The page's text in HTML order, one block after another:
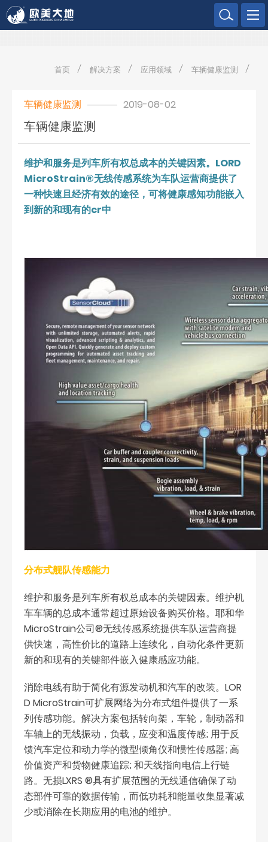
欧美大地
首页 解决方案 应用领域 车辆健康监测
车辆健康监测 2019-08-02
车辆健康监测
维护和服务是列车所有权总成本的关键因素。LORD
MicroStrain®无线传感系统为车队运营商提供了
一种快速且经济有效的途径，可将健康感知功能嵌入
到新的和现有的cr中
分布式舰队传感能力
维护和服务是列车所有权总成本的关键因素。维护机
车车辆的总成本通常超过原始设备购买价格。耶和华
MicroStrain公司®无线传感系统提供车队运营商提
供快速，高性价比的道路上连续化，自动化条件更新
新的和现有的关键部件嵌入健康感应功能。
消除电线有助于简化有源发动机和汽车的改装。LOR
D MicroStrain可扩展网络为分布式组件提供了一系
列传感功能。解决方案包括转向架，车轮，制动器和
车轴上的无线振动，负载，应变和温度传感; 用于反
馈汽车定位和动力学的微型倾角仪和惯性传感器; 高
价值资产和货物健康追踪; 和天线指向电信上行链
路。无损LXRS ®具有扩展范围的无线通信确保了动
态部件可靠的数据传输，而低功耗和能量收集显著减
少或消除在长期应用的电池的维护。